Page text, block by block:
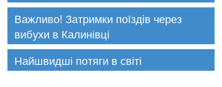
Важливо! Затримки поїздів через
вибухи в Калинівці
Найшвидші потяги в світі